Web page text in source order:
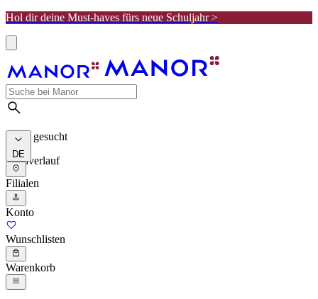
Hol dir deine Must-haves fürs neue Schuljahr >
Meist gesucht
Suchverlauf
DE
Filialen
Konto
Wunschlisten
Warenkorb